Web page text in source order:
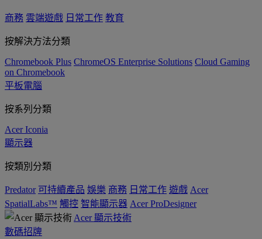
商務 雲端遊戲 日常工作 教育
按解決方法分類
Chromebook Plus ChromeOS Enterprise Solutions Cloud Gaming
on Chromebook
平板電腦
按系列分類
Acer Iconia
顯示器
按類別分類
Predator 可持續產品 娛樂 商務 日常工作 遊戲 Acer
SpatialLabs™ 觸控 智能顯示器 Acer ProDesigner
Acer 顯示技術
數碼招牌